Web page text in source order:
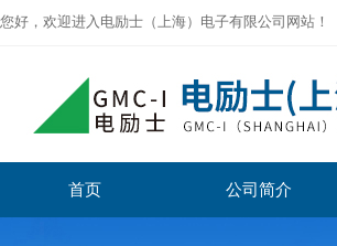
您好，欢迎进入电励士（上海）电子有限公司网站！
首页 公司简介